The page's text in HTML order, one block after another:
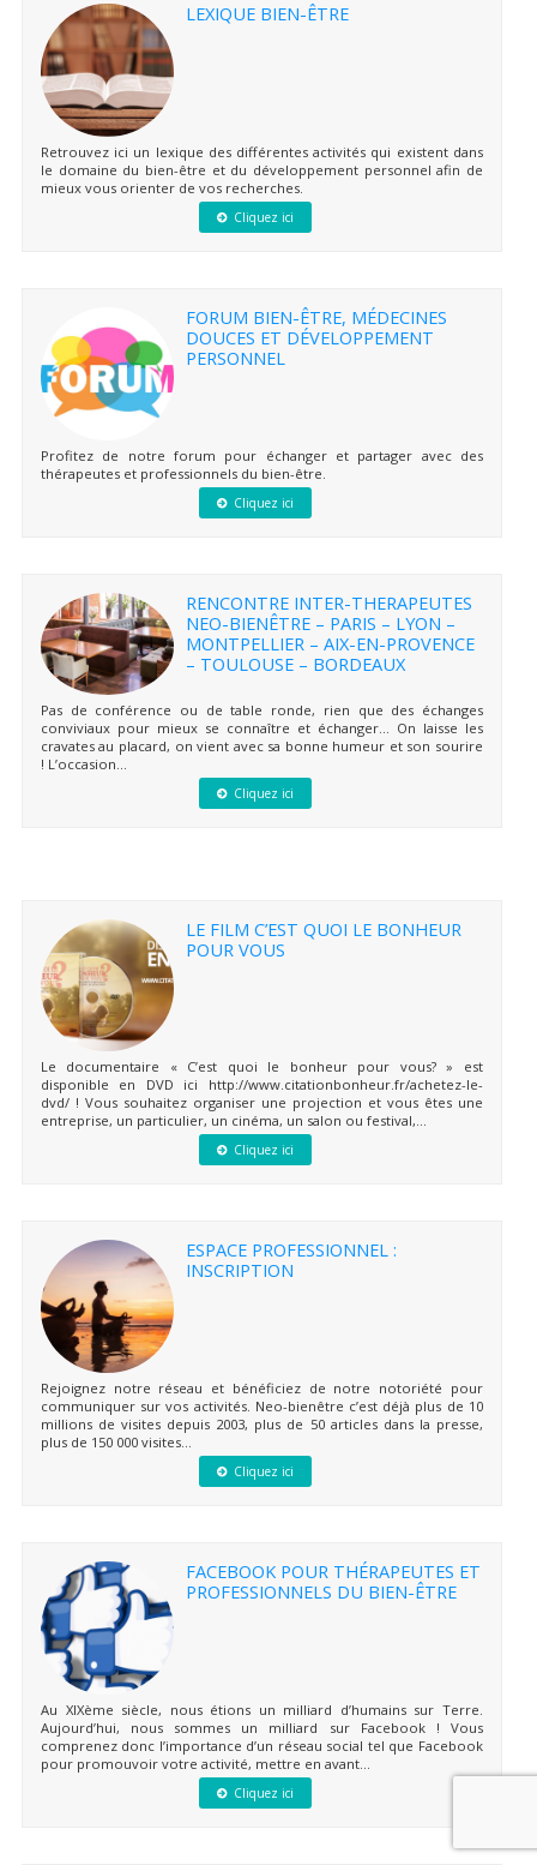
LEXIQUE BIEN-ÊTRE
Retrouvez ici un lexique des différentes activités qui existent dans
le domaine du bien-être et du développement personnel afin de
mieux vous orienter de vos recherches.
Cliquez ici
FORUM BIEN-ÊTRE, MÉDECINES
DOUCES ET DÉVELOPPEMENT
PERSONNEL
Profitez de notre forum pour échanger et partager avec des
thérapeutes et professionnels du bien-être.
Cliquez ici
RENCONTRE INTER-THERAPEUTES
NEO-BIENÊTRE – PARIS – LYON –
MONTPELLIER – AIX-EN-PROVENCE
– TOULOUSE – BORDEAUX
Pas de conférence ou de table ronde, rien que des échanges
conviviaux pour mieux se connaître et échanger… On laisse les
cravates au placard, on vient avec sa bonne humeur et son sourire
! L’occasion...
Cliquez ici
LE FILM C’EST QUOI LE BONHEUR
POUR VOUS
Le documentaire « C’est quoi le bonheur pour vous? » est
disponible en DVD ici http://www.citationbonheur.fr/achetez-le-
dvd/ ! Vous souhaitez organiser une projection et vous êtes une
entreprise, un particulier, un cinéma, un salon ou festival,...
Cliquez ici
ESPACE PROFESSIONNEL :
INSCRIPTION
Rejoignez notre réseau et bénéficiez de notre notoriété pour
communiquer sur vos activités. Neo-bienêtre c’est déjà plus de 10
millions de visites depuis 2003, plus de 50 articles dans la presse,
plus de 150 000 visites...
Cliquez ici
FACEBOOK POUR THÉRAPEUTES ET
PROFESSIONNELS DU BIEN-ÊTRE
Au XIXème siècle, nous étions un milliard d’humains sur Terre.
Aujourd’hui, nous sommes un milliard sur Facebook ! Vous
comprenez donc l’importance d’un réseau social tel que Facebook
pour promouvoir votre activité, mettre en avant...
Cliquez ici